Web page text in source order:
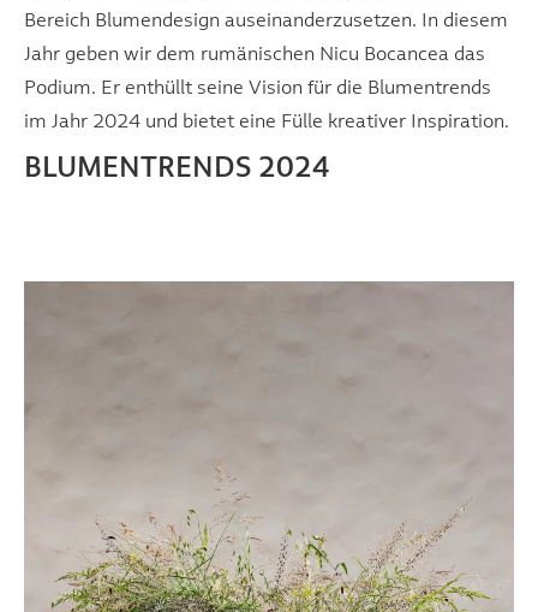
Bereich Blumendesign auseinanderzusetzen. In diesem
Jahr geben wir dem rumänischen Nicu Bocancea das
Podium. Er enthüllt seine Vision für die Blumentrends
im Jahr 2024 und bietet eine Fülle kreativer Inspiration.
BLUMENTRENDS 2024